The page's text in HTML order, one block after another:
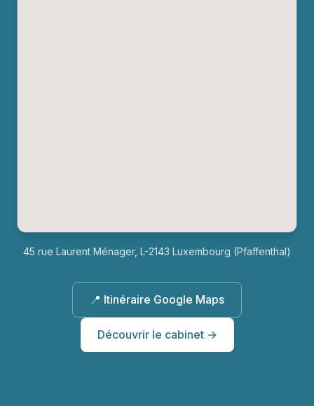
45 rue Laurent Ménager, L-2143 Luxembourg (Pfaffenthal)
📍 Itinéraire Google Maps
Découvrir le cabinet →